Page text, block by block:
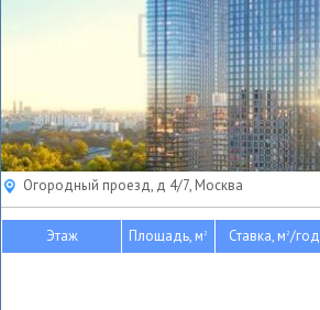
Огородный проезд, д 4/7, Москва
Этаж Площадь, м2 Ставка, м2/год